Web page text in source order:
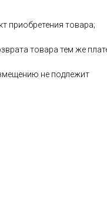
приобретения товара;
товара тем же
не подлежит